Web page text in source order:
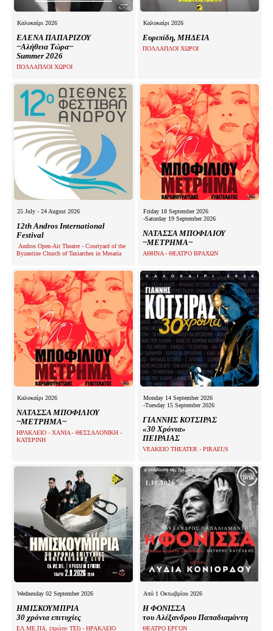
Καλοκαίρι 2026
ΕΛΕΝΑ ΠΑΠΑΡΙΖΟΥ
~Αλήθεια Τώρα~
Summer 2026
ΠΟΛΛΑΠΛΟΙ ΧΩΡΟΙ
Καλοκαίρι 2026
Ευριπίδη, ΜΗΔΕΙΑ
ΠΟΛΛΑΠΛΟΙ ΧΩΡΟΙ
25 July - 24 August 2026
12th Andros International
Festival
Andros Open-Air Theatre - Courtyard of the
Byzantine Church of Taxiarches in Mesaria
Friday 18 September 2026
-Saturday 19 September 2026
ΝΑΤΑΣΣΑ ΜΠΟΦΙΛΙΟΥ
~ΜΕΤΡΗΜΑ~
ΑΘΗΝΑ - ΘΕΑΤΡΟ ΒΡΑΧΩΝ
Καλοκαίρι 2026
ΝΑΤΑΣΣΑ ΜΠΟΦΙΛΙΟΥ
~ΜΕΤΡΗΜΑ~
ΗΡΑΚΛΕΙΟ - ΧΑΝΙΑ - ΘΕΣΣΑΛΟΝΙΚΗ -
ΚΑΤΕΡΙΝΗ
Monday 14 September 2026
-Tuesday 15 September 2026
ΓΙΑΝΝΗΣ ΚΟΤΣΙΡΑΣ
«30 Χρόνια»
ΠΕΙΡΑΙΑΣ
VEAKEIO THEATER - PIRAEUS
Wednesday 02 September 2026
ΗΜΙΣΚΟΥΜΠΡΙΑ
30 χρόνια επιτυχίες
ΕΛ.ΜΕ.ΠΑ. (πρώην ΤΕΙ) - ΗΡΑΚΛΕΙΟ
Από 1 Οκτωβρίου 2026
Η ΦΟΝΙΣΣΑ
του Αλέξανδρου Παπαδιαμάντη
ΘΕΑΤΡΟ ΕΡΓΟΝ